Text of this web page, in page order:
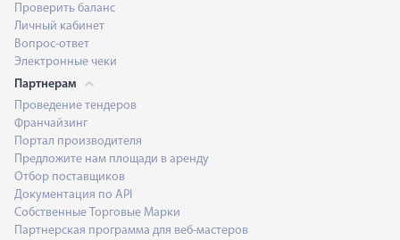
Проверить баланс
Личный кабинет
Вопрос-ответ
Электронные чеки
Партнерам
Проведение тендеров
Франчайзинг
Портал производителя
Предложите нам площади в аренду
Отбор поставщиков
Документация по API
Собственные Торговые Марки
Партнерская программа для веб-мастеров